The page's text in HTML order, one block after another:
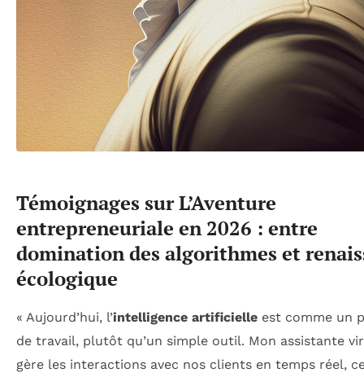
Témoignages sur L’Aventure
entrepreneuriale en 2026 : entre
domination des algorithmes et
écologique
« Aujourd’hui, l’intelligence artificielle est comme un
de travail, plutôt qu’un simple outil. Mon assistante
gère les interactions avec nos clients en temps réel,